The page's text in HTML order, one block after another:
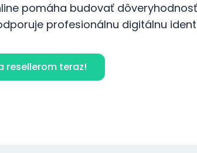
pomáha budovať
profesionálnu digitálnu
resellerom teraz!